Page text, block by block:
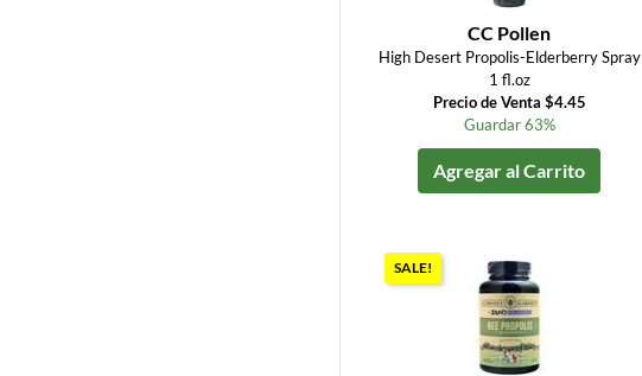
CC Pollen
High Desert Propolis-Elderberry Spray
1 fl.oz
Precio de Venta $4.45
Guardar 63%
Agregar al Carrito
SALE!